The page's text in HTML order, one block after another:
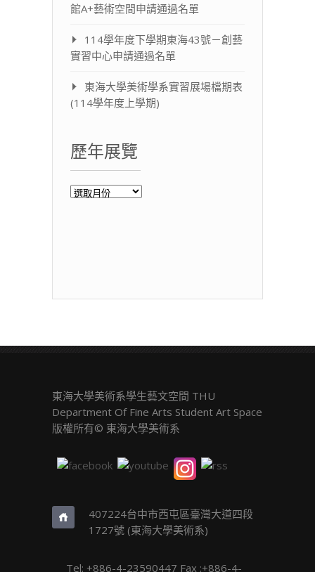
館A+藝術空間申請通過名單
114學年度下學期東海43號－創藝
實習中心申請通過名單
東海大學美術學系實習展場檔期表
(114學年度上學期)
歷年展覽
歷
東海大學美術系學生藝文空間 THU
Department Of Fine Arts Student Art Space
版權所有© 東海大學美術系
407224台中市西屯區臺灣大道四段
1727號 (東海大學美術系)
Tel: +886-4-23590447 Fax :+886-4-